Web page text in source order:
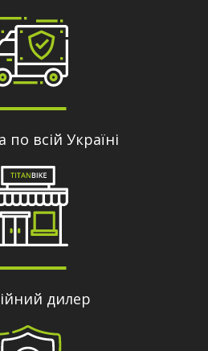
по всій Україні
дилер